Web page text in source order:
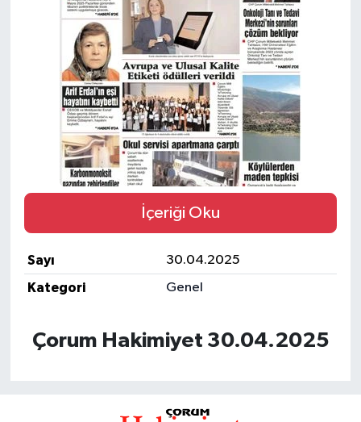
İçeriği Oku
Sayı
30.04.2025
Kategori
Genel
Çorum Hakimiyet 30.04.2025
İLÇELER
OTOPARK
TEKNOLOJİ